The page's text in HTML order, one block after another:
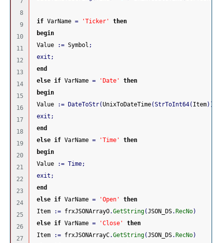
8
9
10
11
12
13
14
15
16
17
18
19
20
21
22
23
24
25
26
27
if VarName = 'Ticker'
then
begin
Value
:= Symbol ;
exit ;
end
else if VarName = 'Date'
then
begin
Value
:= DateToStr(UnixToDateTime(StrToInt64( Item) )
exit ;
end
else if VarName = 'Time'
then
begin
Value
:= Time;
exit ;
end
else if VarName = 'Open'
then
Item
:= frxJSONArrayO.GetString(JSON_DS. RecNo)
else if VarName = 'Close'
then
Item
:= frxJSONArrayC.GetString(JSON_DS. RecNo)